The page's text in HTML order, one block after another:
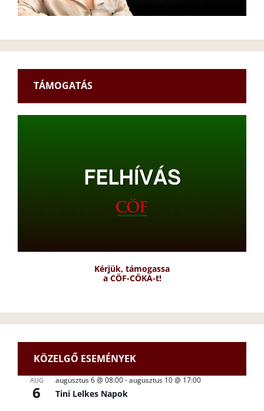
TÁMOGATÁS
Kérjük, támogassa
a CÖF-CÖKA-t!
KÖZELGŐ ESEMÉNYEK
AUG
6
augusztus 6 @ 08:00-augusztus 10 @ 17:00
Tini Lelkes Napok